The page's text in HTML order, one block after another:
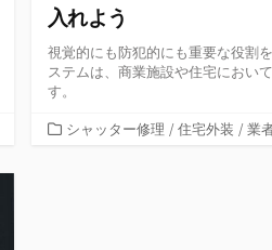
入れよう
視覚的にも防犯的にも重要な役割
ステムは、商業施設や住宅におい
す。
カシャッター修理 / 住宅外装 / 業